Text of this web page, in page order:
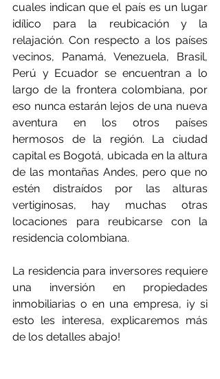
cuales indican que el país es un lugar
idílico para la reubicación y la
relajación. Con respecto a los países
vecinos, Panamá, Venezuela, Brasil,
Perú y Ecuador se encuentran a lo
largo de la frontera colombiana, por
eso nunca estarán lejos de una nueva
aventura en los otros países
hermosos de la región. La ciudad
capital es Bogotá, ubicada en la altura
de las montañas Andes, pero que no
estén distraídos por las alturas
vertiginosas, hay muchas otras
locaciones para reubicarse con la
residencia colombiana.
La residencia para inversores requiere
una inversión en propiedades
inmobiliarias o en una empresa, ¡y si
esto les interesa, explicaremos más
de los detalles abajo!